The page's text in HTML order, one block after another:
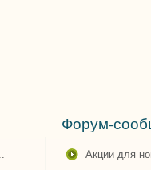
Форум-
акции для